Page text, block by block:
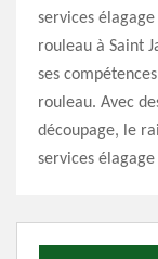
services
rouleau à Saint
ses
rouleau. Avec
découpage, le
services